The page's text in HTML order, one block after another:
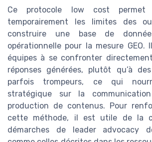
Ce protocole low cost permet
temporairement les limites des
construire une base de
opérationnelle pour la mesure GEO.
équipes à se confronter
réponses générées, plutôt qu’à
parfois trompeurs, ce qui
stratégique sur la
production de contenus. Pour
cette méthode, il est utile de la
démarches de leader advocacy